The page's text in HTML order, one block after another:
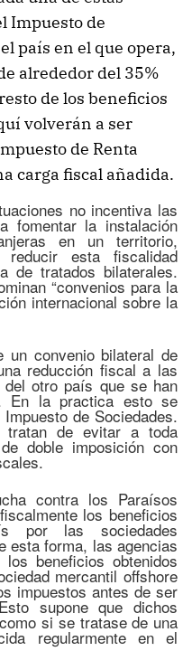
Impuesto de
país en el que opera,
alrededor del 35%
de los beneficios
volverán a ser
de Renta
carga fiscal añadida.
no incentiva las
fomentar la instalación
en un territorio,
esta fiscalidad
de tratados bilaterales.
“convenios para la
internacional sobre la
un convenio bilateral de
reducción fiscal a las
otro país que se han
En la practica esto se
de Sociedades.
tratan de evitar a toda
doble imposición con
contra los Paraísos
los beneficios
por las sociedades
esta forma, las agencias
beneficios obtenidos
mercantil offshore
impuestos antes de ser
supone que dichos
si se tratase de una
regularmente en el